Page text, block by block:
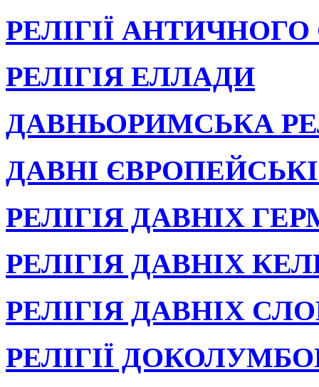
РЕЛІГІЇ АНТИЧНОГО
РЕЛІГІЯ ЕЛЛАДИ
ДАВНЬОРИМСЬКА
ДАВНІ ЄВРОПЕЙСЬКІ
РЕЛІГІЯ ДАВНІХ
РЕЛІГІЯ ДАВНІХ
РЕЛІГІЯ ДАВНІХ
РЕЛІГІЇ